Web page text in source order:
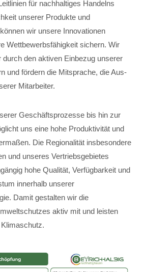
für nachhaltiges Handelns
unserer Produkte und
wir unsere Innovationen
Wettbewerbsfähigkeit sichern. Wir
den aktiven Einbezug unserer
und fördern die Mitsprache, die Aus-
Mitarbeiter.
Geschäftsprozesse bis hin zur
uns eine hohe Produktivität und
Die Regionalität insbesondere
und unseres Vertriebsgebietes
hohe Qualität, Verfügbarkeit und
innerhalb unserer
Damit gestalten wir die
aktiv mit und leisten